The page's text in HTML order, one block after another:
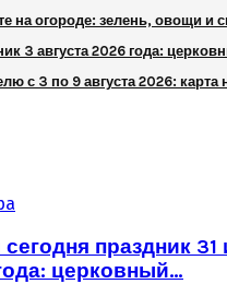
на огороде: зелень, овощи и
3 августа 2026 года:
с 3 по 9 августа 2026: карта
сегодня праздник
церковный…